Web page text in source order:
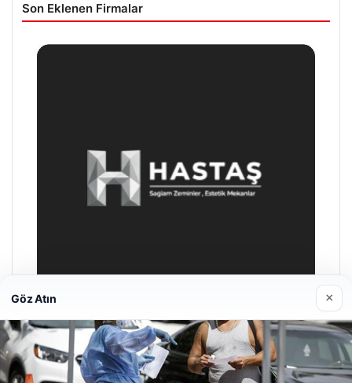
Son Eklenen Firmalar
Prenses Night Club
29/04/2026
Göz Atın ×